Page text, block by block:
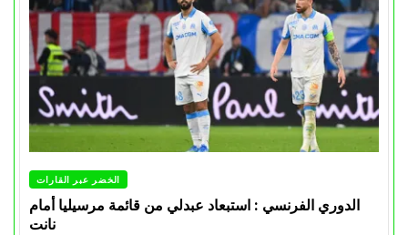
الخضر عبر القارات
الدوري الفرنسي : استبعاد عبدلي من قائمة مرسيليا أمام
نانت